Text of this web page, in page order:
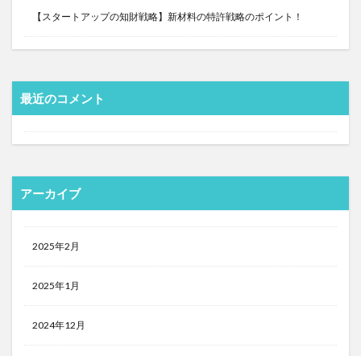
【スタートアップの知財戦略】新材料の特許戦略のポイント！
最近のコメント
アーカイブ
2025年2月
2025年1月
2024年12月